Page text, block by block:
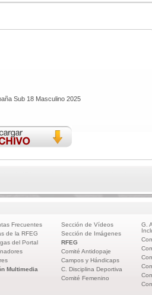
Sub 18 Masculino 2025
Frecuentes
de la RFEG
del Portal
Multimedia
Sección de Vídeos
Sección de Imágenes
RFEG
Comité Antidopaje
Campos y Hándicaps
C. Disciplina Deportiva
Comité Femenino
G.